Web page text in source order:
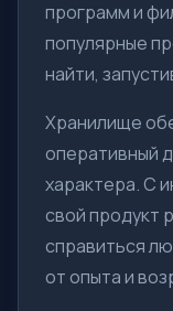
программ и
популярные
найти,
Хранилище
оперативный
характера. С
свой продукт
справиться
от опыта и